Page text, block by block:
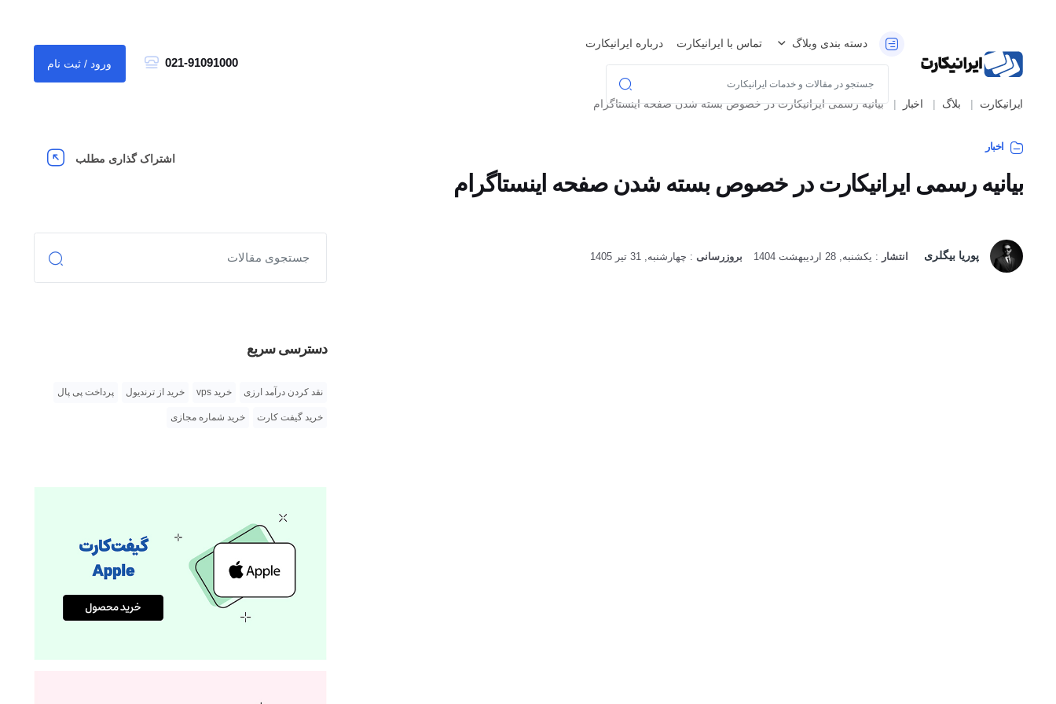
دسته بندی وبلاگ تماس با ایرانیکارت درباره ایرانیکارت ورود / ثبت نام
ایرانیکارت بلاگ اخبار بیانیه رسمی ایرانیکارت در خصوص بسته شدن صفحه اینستاگرام
اخبار
بیانیه رسمی ایرانیکارت در خصوص بسته شدن صفحه اینستاگرام
پوریا بیگلری انتشار:یکشنبه, 28 اردیبهشت 1404 بروزرسانی:چهارشنبه, 31 تیر 1405
اشتراک گذاری مطلب
دسترسی سریع
نقد کردن درآمد ارزی خرید vps خرید از ترندیول
پرداخت پی پال
خرید گیفت کارت
خرید شماره مجازی